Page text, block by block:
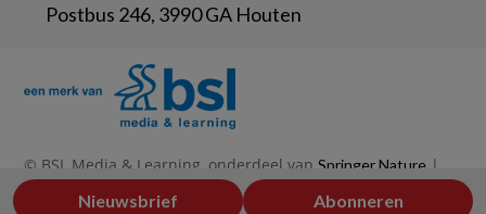
Postbus 246, 3990 GA Houten
© BSL Media & Learning, onderdeel van Springer Nature |
Privacy Statement | Disclaimer|Voorwaarden
Nieuwsbrief Abonneren